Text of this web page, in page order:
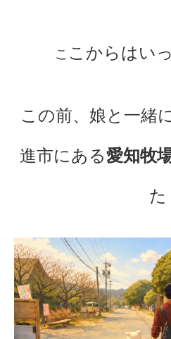
こ こからはい
この前、娘と一緒
進市にある愛知牧
た